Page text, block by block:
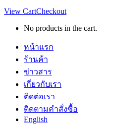
View CartCheckout
No products in the cart.
หน้าแรก
ร้านค้า
ข่าวสาร
เกี่ยวกับเรา
ติดต่อเรา
ติดตามคำสั่งซื้อ
English